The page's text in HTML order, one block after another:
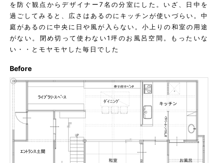
を防ぐ観点からデザイナー7名の分室にした。いざ、日中を
過ごしてみると、広さはあるのにキッチンが使いづらい。中
庭があるのに中央に日や風が入らない。小上りの和室の用途
がない。閉め切って使わない1坪のお風呂空間。もったいな
い・・とモヤモヤした毎日でした
Before